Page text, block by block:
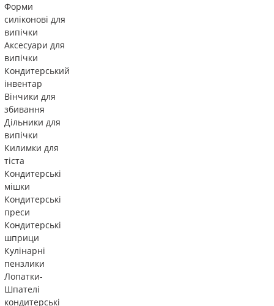
Форми
силіконові для
випічки
Аксесуари для
випічки
Кондитерський
інвентар
Вінчики для
збивання
Дільники для
випічки
Килимки для
тіста
Кондитерські
мішки
Кондитерські
преси
Кондитерські
шприци
Кулінарні
пензлики
Лопатки-
Шпателі
кондитерські